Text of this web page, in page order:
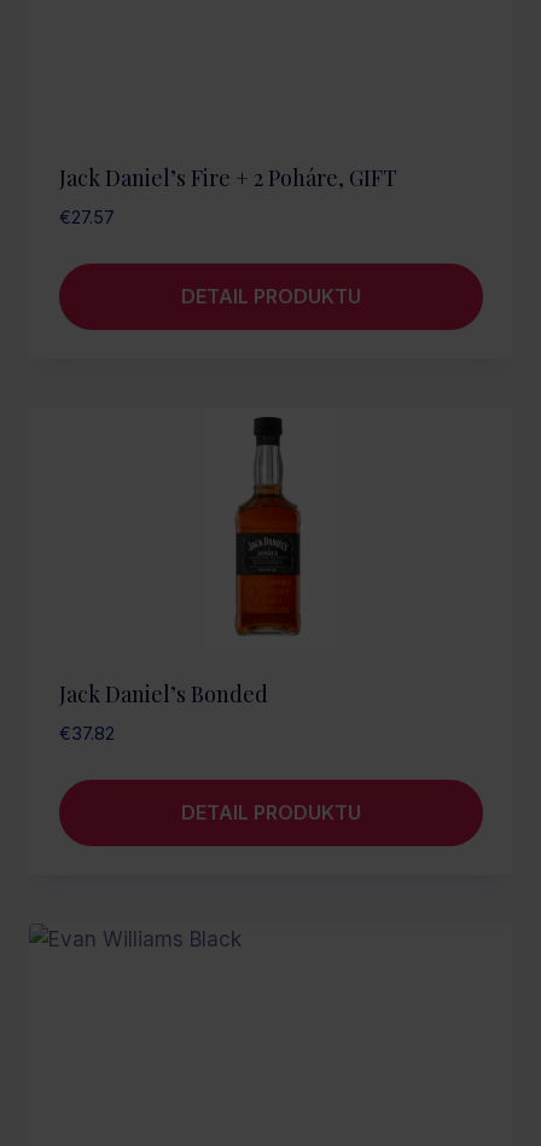
Jack Daniel’s Fire + 2 Poháre, GIFT
€27.57
DETAIL PRODUKTU
Jack Daniel’s Bonded
€37.82
DETAIL PRODUKTU